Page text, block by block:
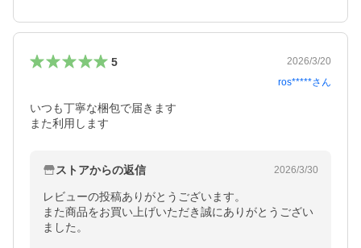
5
2026/3/20
ros*****さん
いつも丁寧な梱包で届きます
また利用します
ストアからの返信 2026/3/30
レビューの投稿ありがとうございます。
また商品をお買い上げいただき誠にありがとうござい
ました。